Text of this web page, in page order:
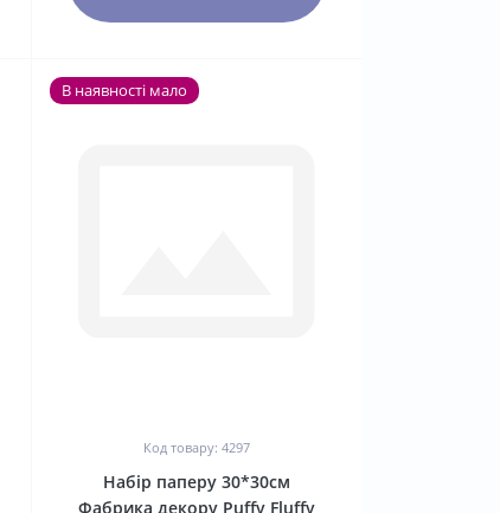
В наявності мало
Код товару: 4297
Набір паперу 30*30см
Фабрика декору Puffy Fluffy